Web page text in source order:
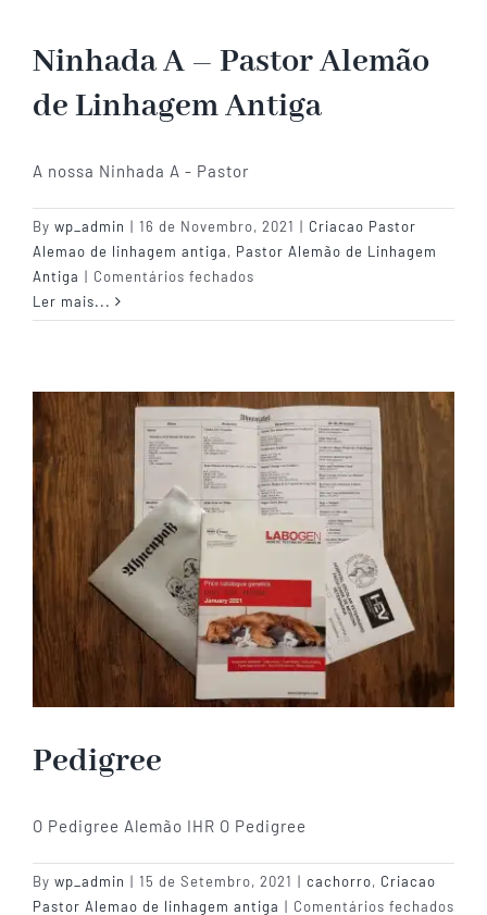
Ninhada A – Pastor Alemão
de Linhagem Antiga
A nossa Ninhada A - Pastor
By wp_admin | 16 de Novembro, 2021 | Criacao Pastor
Alemao de linhagem antiga, Pastor Alemão de Linhagem
Antiga | Comentários fechados
A
de
Linhagem
Antiga
Ler mais...
Pedigree
O Pedigree Alemão IHR O Pedigree
By wp_admin | 15 de Setembro, 2021 | cachorro, Criacao
Pastor Alemao de linhagem antiga | Comentários fechados